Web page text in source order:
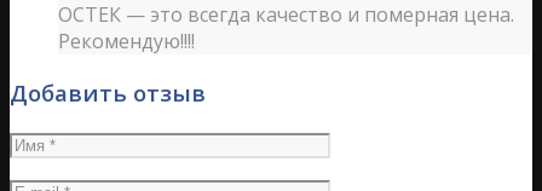
ОСТЕК — это всегда качество и померная цена.
Рекомендую!!!!
Добавить отзыв